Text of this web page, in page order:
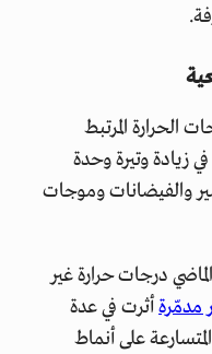
الحرارة المرتبط
زيادة وتيرة وحدة
والفيضانات وموجات
درجات حرارة غير
مدمّرة أثرت في عدة
على أنماط